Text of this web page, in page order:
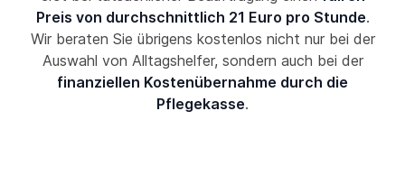
Preis von durchschnittlich 21 Euro pro Stunde.
Wir beraten Sie übrigens kostenlos nicht nur bei der
Auswahl von Alltagshelfer, sondern auch bei der
finanziellen Kostenübernahme durch die
Pflegekasse.